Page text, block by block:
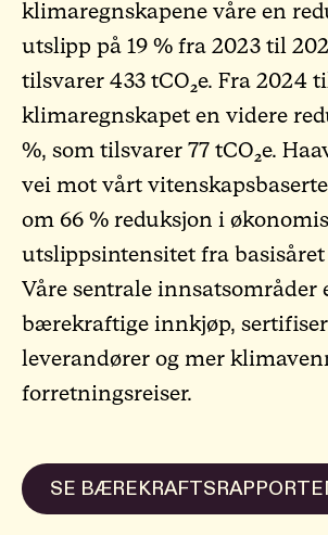
klimaregnskapene våre en
utslipp på 19 % fra 2023 til
tilsvarer 433 tCO₂e. Fra 2024
klimaregnskapet en videre
%, som tilsvarer 77 tCO₂e.
vei mot vårt
om 66 % reduksjon i
utslippsintensitet fra basisåret
Våre sentrale innsatsområder
bærekraftige innkjøp,
leverandører og mer
forretningsreiser.
SE